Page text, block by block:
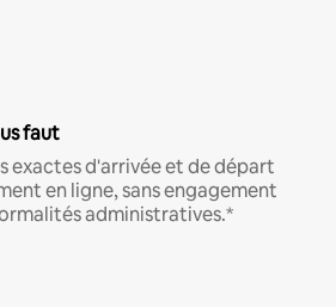
faut
exactes d'arrivée et de départ
en ligne, sans engagement
administratives.*